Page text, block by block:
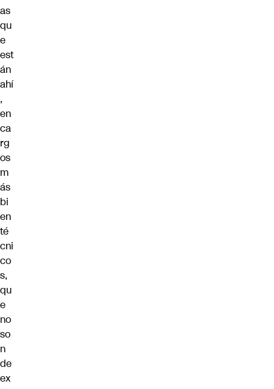
as
qu
e
est
án
ahí
,
en
ca
rg
os
m
ás
bi
en
té
cni
co
s,
qu
e
no
so
n
de
ex